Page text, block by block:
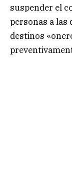
suspender el
personas a las
destinos